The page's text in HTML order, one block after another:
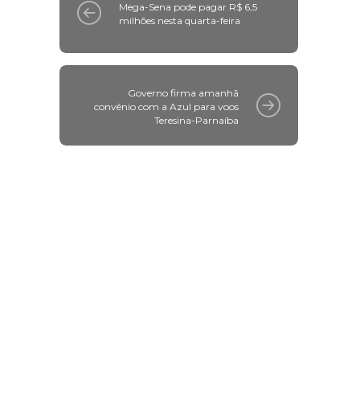
Mega-Sena pode pagar R$ 6,5
milhões nesta quarta-feira
Governo firma amanhã
convênio com a Azul para voos
Teresina-Parnaíba